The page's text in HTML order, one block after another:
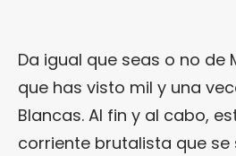
Da igual que seas o no de
que has visto mil y una
Blancas. Al fin y al cabo,
corriente brutalista que